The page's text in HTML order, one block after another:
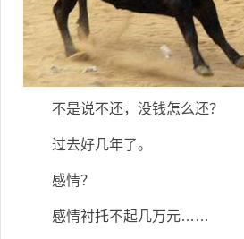
不是说不还，没钱怎么还？
过去好几年了。
感情？
感情衬托不起几万元……